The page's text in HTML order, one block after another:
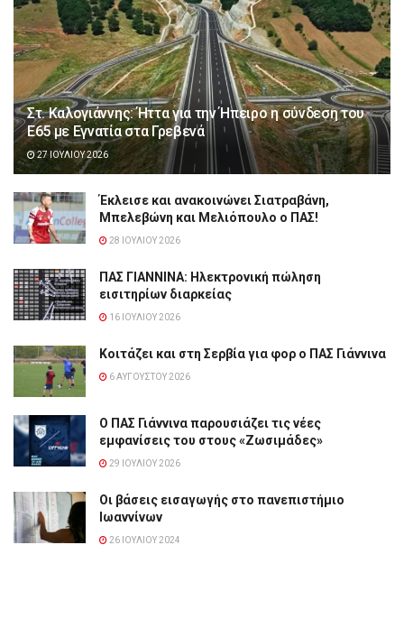
Στ. Καλογιάννης: Ήττα για την Ήπειρο η σύνδεση του
Ε65 με Εγνατία στα Γρεβενά
27 ΙΟΥΛΊΟΥ 2026
Έκλεισε και ανακοινώνει Σιατραβάνη,
Μπελεβώνη και Μελιόπουλο ο ΠΑΣ!
28 ΙΟΥΛΊΟΥ 2026
ΠΑΣ ΓΙΑΝΝΙΝΑ: Hλεκτρονική πώληση
εισιτηρίων διαρκείας
16 ΙΟΥΛΊΟΥ 2026
Κοιτάζει και στη Σερβία για φορ ο ΠΑΣ Γιάννινα
6 ΑΥΓΟΎΣΤΟΥ 2026
Ο ΠΑΣ Γιάννινα παρουσιάζει τις νέες
εμφανίσεις του στους «Ζωσιμάδες»
29 ΙΟΥΛΊΟΥ 2026
Οι βάσεις εισαγωγής στο πανεπιστήμιο
Ιωαννίνων
26 ΙΟΥΛΊΟΥ 2024